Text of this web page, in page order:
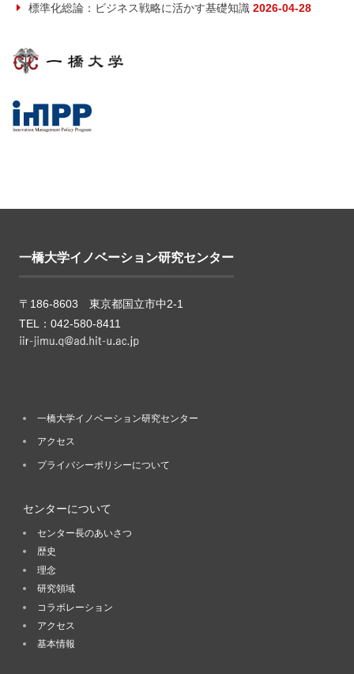
標準化総論：ビジネス戦略に活かす基礎知識 2026-04-28
一橋大学イノベーション研究センター
〒186-8603 東京都国立市中2-1
TEL：042-580-8411
一橋大学イノベーション研究センター
アクセス
プライバシーポリシーについて
センターについて
センター長のあいさつ
歴史
理念
研究領域
コラボレーション
アクセス
基本情報